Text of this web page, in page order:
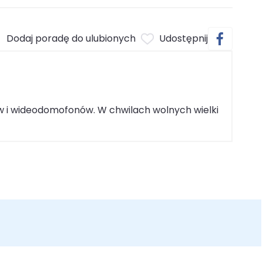
Dodaj poradę do ulubionych Udostępnij
wideodomofonów. W chwilach wolnych wielki